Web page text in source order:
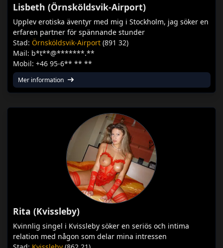
Lisbeth (Örnsköldsvik-Airport)
Upplev erotiska äventyr med mig i Stockholm, jag söker en
erfaren partner för spännande stunder
Stad: Örnsköldsvik-Airport (891 32)
Mail: b*t**@*******.**
Mobil: +46 95-6** ** **
Mer information
Rita (Kvissleby)
Kvinnlig singel i Kvissleby söker en seriös och intima
relation med någon som delar mina intressen